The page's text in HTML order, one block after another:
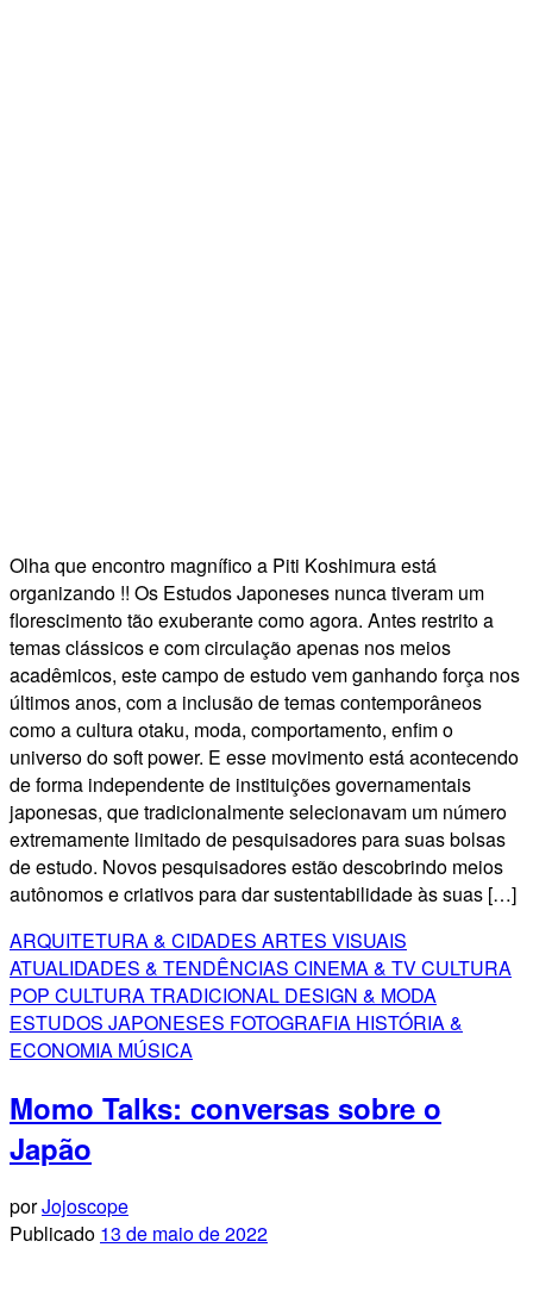
Olha que encontro magnífico a Piti Koshimura está
organizando !! Os Estudos Japoneses nunca tiveram um
florescimento tão exuberante como agora. Antes restrito a
temas clássicos e com circulação apenas nos meios
acadêmicos, este campo de estudo vem ganhando força nos
últimos anos, com a inclusão de temas contemporâneos
como a cultura otaku, moda, comportamento, enfim o
universo do soft power. E esse movimento está acontecendo
de forma independente de instituições governamentais
japonesas, que tradicionalmente selecionavam um número
extremamente limitado de pesquisadores para suas bolsas
de estudo. Novos pesquisadores estão descobrindo meios
autônomos e criativos para dar sustentabilidade às suas […]
ARQUITETURA & CIDADES ARTES VISUAIS
ATUALIDADES & TENDÊNCIAS CINEMA & TVCULTURA
POP CULTURA TRADICIONAL DESIGN & MODA
ESTUDOS JAPONESES FOTOGRAFIA HISTÓRIA &
ECONOMIA MÚSICA
Momo Talks: conversas sobre o
Japão
porJojoscope
Publicado 13 de maio de 2022